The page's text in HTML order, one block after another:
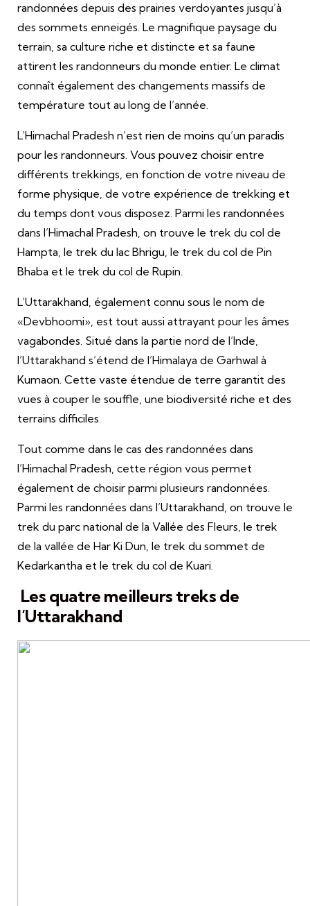
randonnées depuis des prairies verdoyantes jusqu’à
des sommets enneigés. Le magnifique paysage du
terrain, sa culture riche et distincte et sa faune
attirent les randonneurs du monde entier. Le climat
connaît également des changements massifs de
température tout au long de l’année.
L’Himachal Pradesh n’est rien de moins qu’un paradis
pour les randonneurs. Vous pouvez choisir entre
différents trekkings, en fonction de votre niveau de
forme physique, de votre expérience de trekking et
du temps dont vous disposez. Parmi les randonnées
dans l’Himachal Pradesh, on trouve le trek du col de
Hampta, le trek du lac Bhrigu, le trek du col de Pin
Bhaba et le trek du col de Rupin.
L’Uttarakhand, également connu sous le nom de
«Devbhoomi», est tout aussi attrayant pour les âmes
vagabondes. Situé dans la partie nord de l’Inde,
l’Uttarakhand s’étend de l’Himalaya de Garhwal à
Kumaon. Cette vaste étendue de terre garantit des
vues à couper le souffle, une biodiversité riche et des
terrains difficiles.
Tout comme dans le cas des randonnées dans
l’Himachal Pradesh, cette région vous permet
également de choisir parmi plusieurs randonnées.
Parmi les randonnées dans l’Uttarakhand, on trouve le
trek du parc national de la Vallée des Fleurs, le trek
de la vallée de Har Ki Dun, le trek du sommet de
Kedarkantha et le trek du col de Kuari.
Les quatre meilleurs treks de
l’Uttarakhand